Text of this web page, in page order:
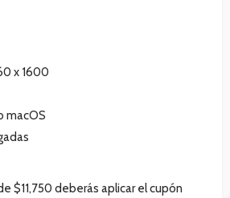
x 1600
macOS
$11,750 deberás aplicar el cupón